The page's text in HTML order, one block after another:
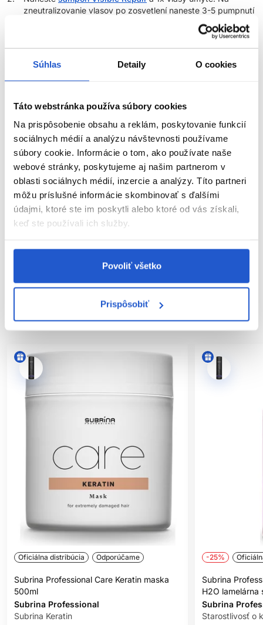
Súhlas Detaily O cookies
Táto webstránka používa súbory cookies
Na prispôsobenie obsahu a reklám, poskytovanie funkcií
sociálnych médií a analýzu návštevnosti používame
súbory cookie. Informácie o tom, ako používate naše
webové stránky, poskytujeme aj našim partnerom v
oblasti sociálnych médií, inzercie a analýzy. Títo partneri
môžu príslušné informácie skombinovať s ďalšími
údajmi, ktoré ste im poskytli alebo ktoré od vás získali,
keď ste používali ich služby.
Povoliť všetko
Prispôsobiť
zneutralizovanie vlasov po zosvetlení naneste 3-5 pumpnutí
do dĺžok a koncov vlhkých vlasov a nechajte pôsobiť na 5
-10 minút. Následne vlasy dôkladne vypláchnite vodou.
Po aplikácii Visible Repair In Salon Treatment už neaplikujte
kondicionér
O rade:Rad Visible Repair bol navrhnutý pre vlasy suché,
porézne či chemicky narušené opakovaným zosvetľovaním.
Technológia Radialux Micro-Ions má schopnosť sa nadviazať na
narušené miesta vlasu a vyspraviť jeho chýbajúcu časť.
Výsledkom sú hebké, lesklé, ľahko rozčesateľné vlasy.
Parametre
Oficiálna distribúcia Odporúčame
Subrina Professional Care Keratin maska
500ml
Subrina Professional
Subrina Keratin
-25%
Subrina
H2O
Subrina
Starostlivosť o